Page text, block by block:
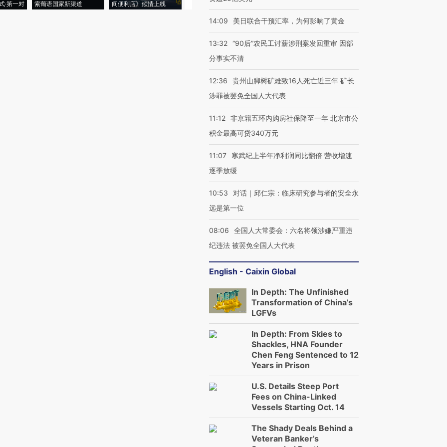
·第一对
索葡语国家新渠道
间便利店》倾情上线
14:09 美日联合干预汇率，为何影响了黄金
13:32 “90后”农民工讨薪涉刑案发回重审 因部
分事实不清
12:36
贵州山脚树矿难致16人死亡近三年 矿长
涉罪被罢免全国人大代表
11:12 非京籍五环内购房社保降至一年 北京市公
积金最高可贷340万元
11:07
寒武纪上半年净利润同比翻倍 营收增速
逐季放缓
10:53
对话｜邱仁宗：临床研究参与者的安全永
远是第一位
08:06
全国人大常委会：六名将领涉嫌严重违
纪违法 被罢免全国人大代表
English - Caixin Global
In Depth: The Unfinished
Transformation of China’s
LGFVs
In Depth: From Skies to
Shackles, HNA Founder
Chen Feng Sentenced to 12
Years in Prison
U.S. Details Steep Port
Fees on China-Linked
Vessels Starting Oct. 14
The Shady Deals Behind a
Veteran Banker’s